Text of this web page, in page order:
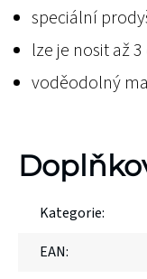
speciální
lze je nosit až
voděodolný
Kategorie:
EAN: